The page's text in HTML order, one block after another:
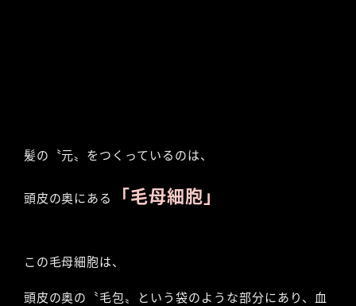
髪の〝元〟をつくっているのは、
頭皮の奥にある 「毛母細胞」
この毛母細胞は、
頭皮の奥の〝毛包〟という袋のような部分にあり、血